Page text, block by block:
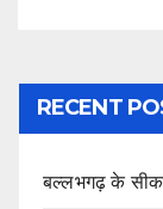
RECENT
बल्लभगढ़ के